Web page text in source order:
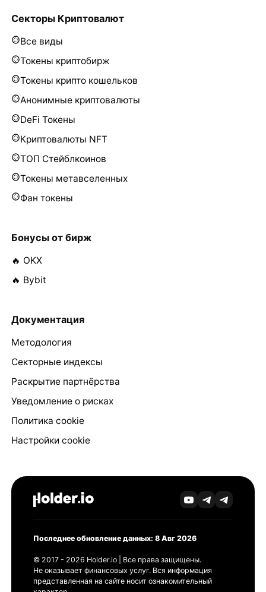
Секторы Криптовалют
Все виды
Токены криптобирж
Токены крипто кошельков
Анонимные криптовалюты
DeFi Токены
Криптовалюты NFT
ТОП Стейблкоинов
Токены метавселенных
Фан токены
Бонусы от бирж
🔥 OKX
🔥 Bybit
Документация
Методология
Секторные индексы
Раскрытие партнёрства
Уведомление о рисках
Политика cookie
Настройки cookie
Последнее обновление данных: 8 Авг 2026
© 2017 - 2026 Holder.io | Все права защищены.
Не оказывает финансовых услуг. Вся информация
представленная на сайте носит ознакомительный